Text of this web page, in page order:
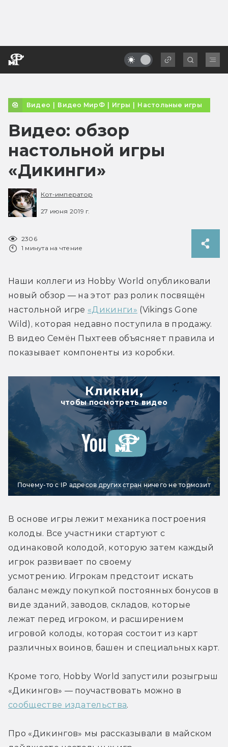
Видео | Видео МирФ | Игры | Настольные игры
Видео: обзор
настольной игры
«Дикинги»
Кот-император
27 июня 2019 г.
2306
1 минута на чтение
Наши коллеги из Hobby World опубликовали
новый обзор — на этот раз ролик посвящён
настольной игре «Дикинги» (Vikings Gone
Wild), которая недавно поступила в продажу.
В видео Семён Пыхтеев объясняет правила и
показывает компоненты из коробки.
Кликни,
чтобы посмотреть видео
Почему-то с IP адресов других стран ничего не тормозит
В основе игры лежит механика построения
колоды. Все участники стартуют с
одинаковой колодой, которую затем каждый
игрок развивает по своему
усмотрению. Игрокам предстоит искать
баланс между покупкой постоянных бонусов в
виде зданий, заводов, складов, которые
лежат перед игроком, и расширением
игровой колоды, которая состоит из карт
различных воинов, башен и специальных карт.
Кроме того, Hobby World запустили розыгрыш
сообществе издательства.
Про «Дикингов» мы рассказывали в майском